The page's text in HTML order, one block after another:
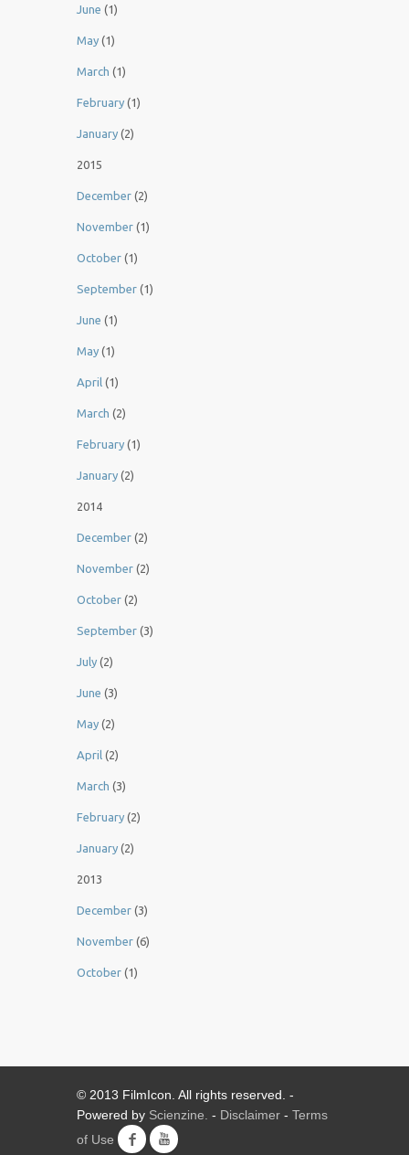
June (1)
May (1)
March (1)
February (1)
January (2)
2015
December (2)
November (1)
October (1)
September (1)
June (1)
May (1)
April (1)
March (2)
February (1)
January (2)
2014
December (2)
November (2)
October (2)
September (3)
July (2)
June (3)
May (2)
April (2)
March (3)
February (2)
January (2)
2013
December (3)
November (6)
October (1)
© 2013 FilmIcon. All rights reserved. -
Powered by Scienzine. - Disclaimer - Terms
of Use